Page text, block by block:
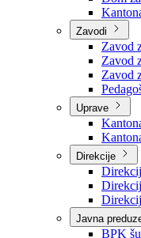
Ustanove
Centar
Dom
Zavodi
Zavod
Zavod
Zavod
Uprave
Direkcije